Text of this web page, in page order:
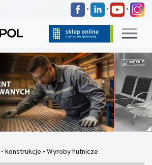
• • •
- konstrukcje • Wyroby hutnicze